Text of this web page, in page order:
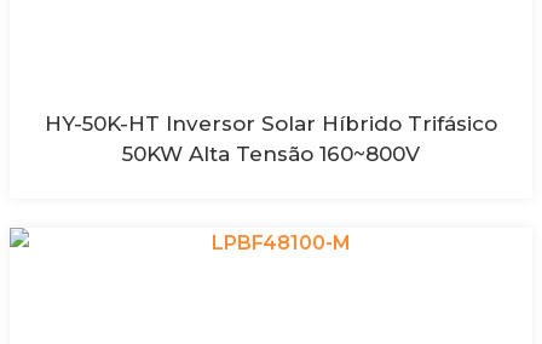
HY-50K-HT Inversor Solar Híbrido Trifásico
50KW Alta Tensão 160~800V